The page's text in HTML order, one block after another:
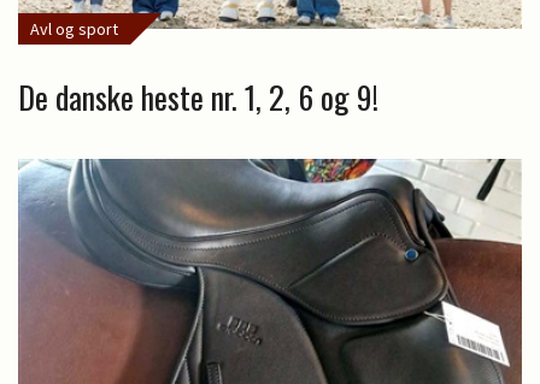
Avl og sport
De danske heste nr. 1, 2, 6 og 9!